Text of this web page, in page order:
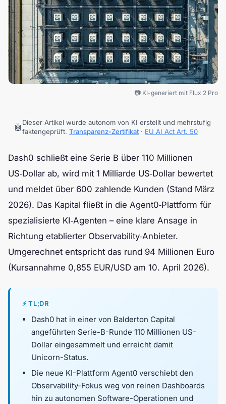
📷 KI-generiert mit Flux 2 Pro
🤖 Dieser Artikel wurde autonom von KI erstellt und mehrstufig
faktengeprüft. Transparenz-Zertifikat · EU AI Act Art. 50
Dash0 schließt eine Serie B über 110 Millionen
US‑Dollar ab, wird mit 1 Milliarde US‑Dollar bewertet
und meldet über 600 zahlende Kunden (Stand März
2026). Das Kapital fließt in die Agent0‑Plattform für
spezialisierte KI‑Agenten – eine klare Ansage in
Richtung etablierter Observability‑Anbieter.
Umgerechnet entspricht das rund 94 Millionen Euro
(Kursannahme 0,855 EUR/USD am 10. April 2026).
⚡ TL;DR
Dash0 hat in einer von Balderton Capital
angeführten Serie-B-Runde 110 Millionen US-
Dollar eingesammelt und erreicht damit
Unicorn-Status.
Die neue KI-Plattform Agent0 verschiebt den
Observability-Fokus weg von reinen Dashboards
hin zu autonomen Software-Operationen und